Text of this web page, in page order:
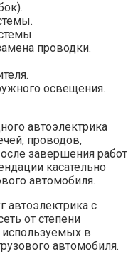
проводки.
освещения.
автоэлектрика
проводов,
завершения работ
касательно
автомобиля.
автоэлектрика с
от степени
используемых в
автомобиля.